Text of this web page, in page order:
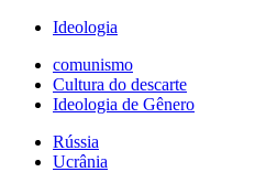
Ideologia
comunismo
Cultura do descarte
Ideologia de Gênero
Rússia
Ucrânia